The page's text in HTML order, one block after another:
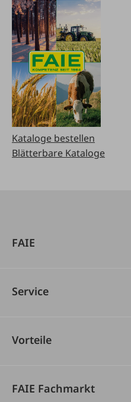
Kataloge bestellen
Blätterbare Kataloge
FAIE
Service
Vorteile
FAIE Fachmarkt